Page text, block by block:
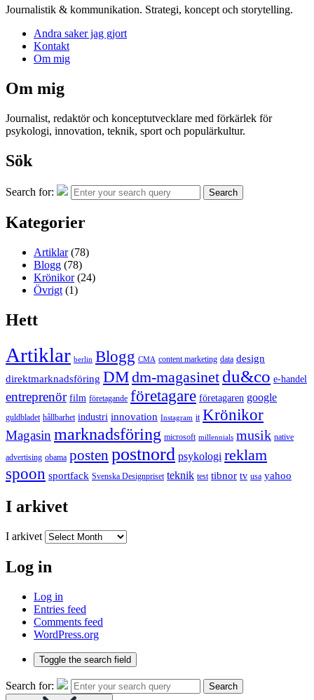
Journalistik & kommunikation. Strategi, koncept och storytelling.
Andra saker jag gjort
Kontakt
Om mig
Om mig
Journalist, redaktör och konceptutvecklare med förkärlek för
psykologi, innovation, teknik, sport och populärkultur.
Sök
Search for: Search
Kategorier
Artiklar(78)
Blogg (78)
Krönikor(24)
Övrigt (1)
Hett
Artiklar berlin Blogg CMA content marketing data design
direktmarknadsföring DMdm-magasinet du&co e-handel
entreprenör film företagande företagare företagaren google
guldbladet hållbarhet industri innovation Instagram it Krönikor
Magasin marknadsföring microsoft millennials musik native
advertising obama posten postnord psykologi reklam
spoon sportfack Svenska Designpriset teknik test tibnor tv usa yahoo
I arkivet
I arkivet
Log in
Log in
Entries feed
Comments feed
WordPress.org
Toggle the search field
Search for: Search